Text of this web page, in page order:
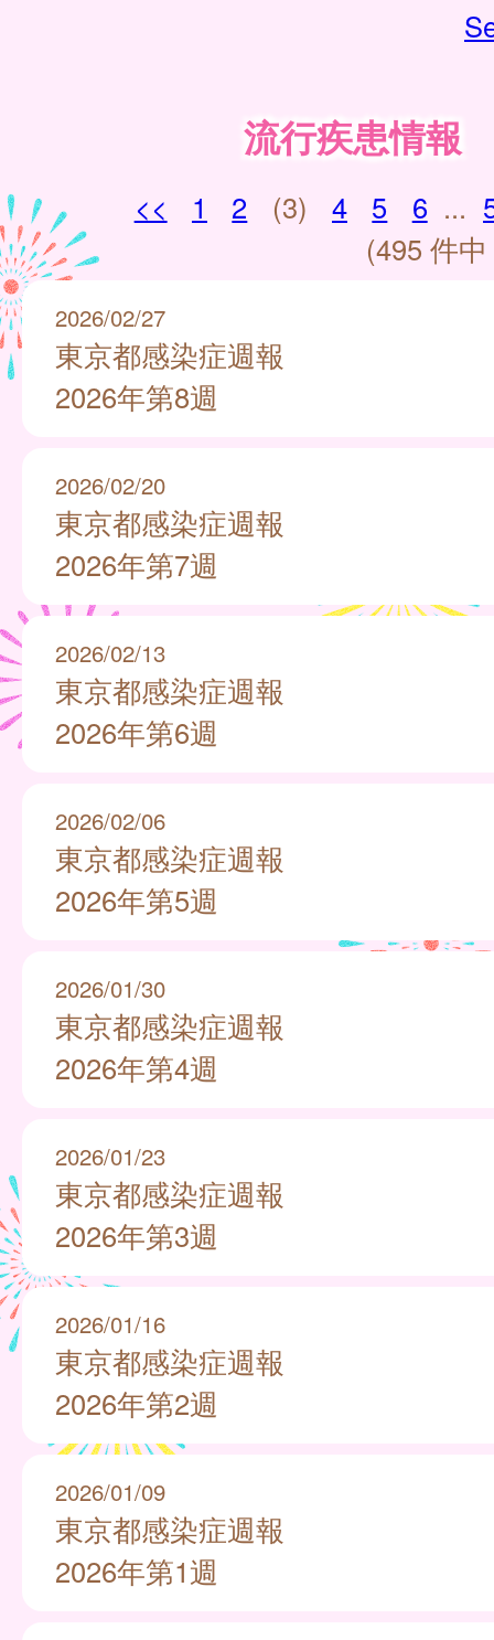
流行疾患情報
<< 1 2 (3) 4 5 6 ...
(495 件
2026/02/27
東京都感染症週報
2026年第8週
2026/02/20
東京都感染症週報
2026年第7週
2026/02/13
東京都感染症週報
2026年第6週
2026/02/06
東京都感染症週報
2026年第5週
2026/01/30
東京都感染症週報
2026年第4週
2026/01/23
東京都感染症週報
2026年第3週
2026/01/16
東京都感染症週報
2026年第2週
2026/01/09
東京都感染症週報
2026年第1週